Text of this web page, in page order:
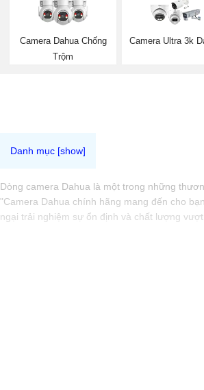
Camera Dahua Chống
Trộm
Camera Ultra 3k
Dòng camera Dahua là một trong những
"Camera Dahua chính hãng mang đến cho
ngại trải nghiệm sự ổn định và chất lượng